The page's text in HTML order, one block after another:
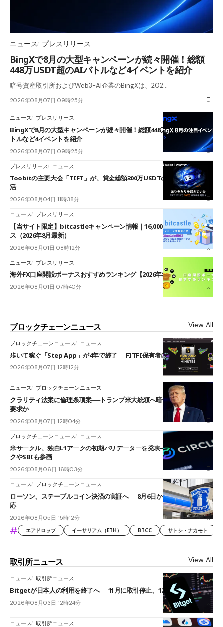
ニュース プレスリリース
BingXで8月の大型キャンペーンが続々開催！総額
448万USDT超のAIバトルなど4イベントを紹介
暗号資産取引所およびWeb3-AI企業のBingXは、202…
2026年08月07日 09時25分
ニュース プレスリリース
BingXで8月の大型キャンペーンが続々開催！総額448万USDT超のAIバ
トルなど4イベントを紹介
2026年08月07日 09時25分
プレスリリース ニュース
Toobitの主要大会「TIFT」が、賞金総額300万USDTのレースとして復
活
2026年08月04日 11時38分
ニュース プレスリリース
【当サイト限定】bitcastleキャンペーン情報｜16,000円口座開設ボーナ
ス（2026年8月最新）
2026年08月01日 08時12分
ニュース プレスリリース
海外FX口座開設ボーナスおすすめランキング【2026年8月最新】
2026年08月01日 07時40分
ブロックチェーンニュース View All
ブロックチェーンニュース ニュース
歩いて稼ぐ「Step App」が4年で終了──FITFI保有者に対応呼びかけ
2026年08月07日 12時12分
ニュース ブロックチェーンニュース
クラリティ法案に倫理条項案──トランプ米大統領へ暗号資産事業の売却
要求か
2026年08月07日 12時04分
ブロックチェーンニュース ニュース
米サークル、独自L1アークの初期バリデーターを発表――ブラックロッ
クやSBIも参画
2026年08月06日 16時03分
ニュース ブロックチェーンニュース
ローソン、ステーブルコイン決済の実証へ──8月6日からJPYCやUSDC対
応
2026年08月05日 15時12分
# エアドロップ イーサリアム（ETH） BTCC サトシ・ナカモト
取引所ニュース View All
ニュース 取引所ニュース
Bitgetが日本人の利用を終了へ──11月に取引停止、12月末に強制決済
2026年08月03日 12時24分
ニュース 取引所ニュース